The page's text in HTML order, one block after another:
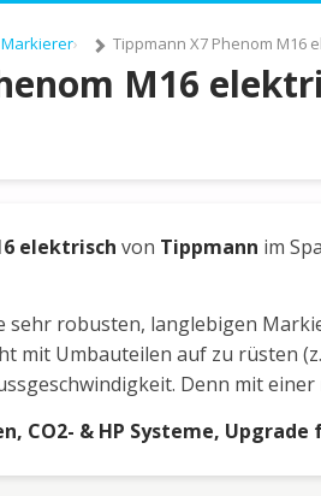
Markierer Tippmann X7 Phenom M16
M16
elektrisch von Tippmann im
robusten, langlebigen
mit Umbauteilen auf zu rüsten
Denn mit
CO2- & HP Systeme,